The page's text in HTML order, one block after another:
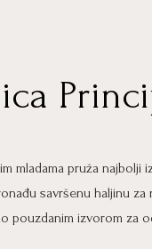
mladama pruža najbolji
savršenu haljinu
pouzdanim izvorom za